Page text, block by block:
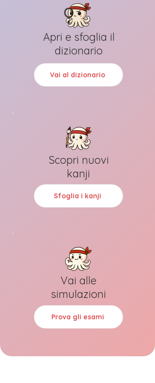
Apri e sfoglia il
dizionario
Vai al dizionario
Scopri nuovi
kanji
Sfoglia i kanji
Vai alle
simulazioni
Prova gli esami